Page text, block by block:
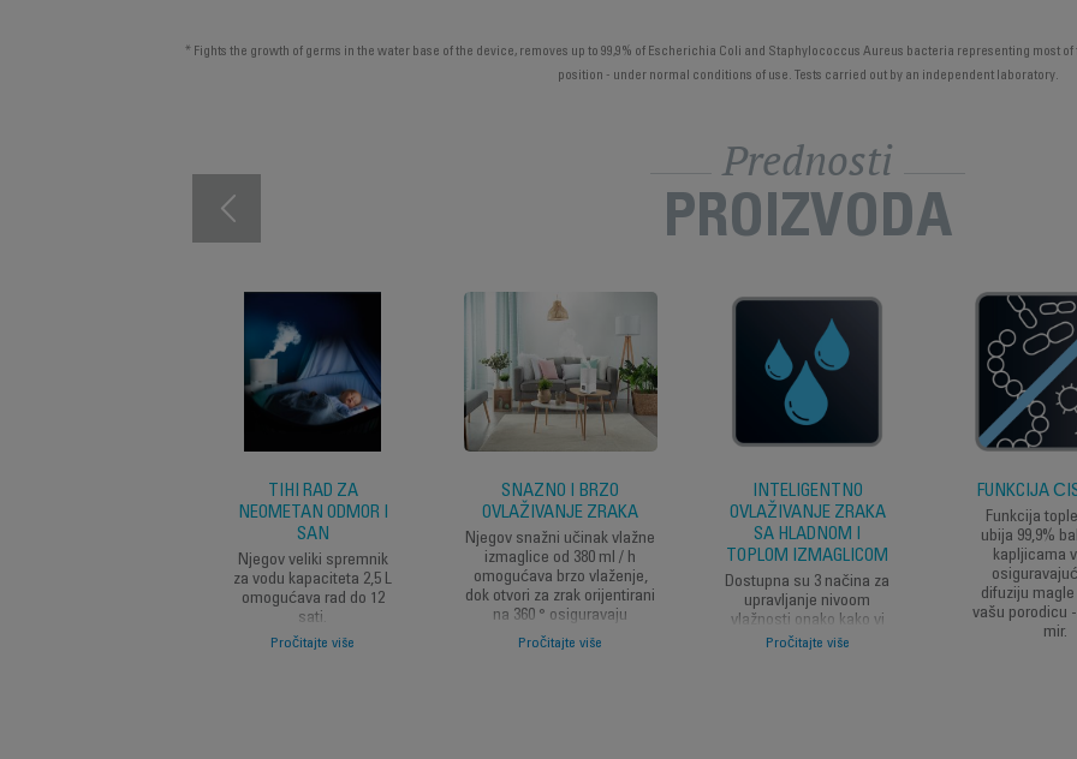
* Fights the growth of germs in the water base of the device, removes up to 99,9% of Escherichia Coli and Staphylococcus Aureus bacteria representing most
position - under normal conditions of use. Tests carried out by an independent laboratory.
Prednosti
PROIZVODA
TIHI RAD ZA
NEOMETAN ODMOR I
SAN
Njegov veliki spremnik
za vodu kapaciteta 2,5 L
omogućava rad do 12
sati.
Zajedno s ultra tihim
Pročitajte više
SNAŽNO I BRZO
OVLAŽIVANJE ZRAKA
Njegov snažni učinak vlažne
izmaglice od 380 ml / h
omogućava brzo vlaženje,
dok otvori za zrak orijentirani
na 360 ° osiguravaju
ravnomjerno djelovanje u
cijeloj sobi. Čini ga
Pročitajte više
INTELIGENTNO
OVLAŽIVANJE ZRAKA
SA HLADNOM I
TOPLOM IZMAGLICOM
Dostupna su 3 načina za
upravljanje nivoom
vlažnosti onako kako vi
smatrate potrebnim:
Pročitajte više
FUNKCIJA
Funkcija
ubija 99,9%
kapljicama
difuziju magle
vašu porodicu
mir.